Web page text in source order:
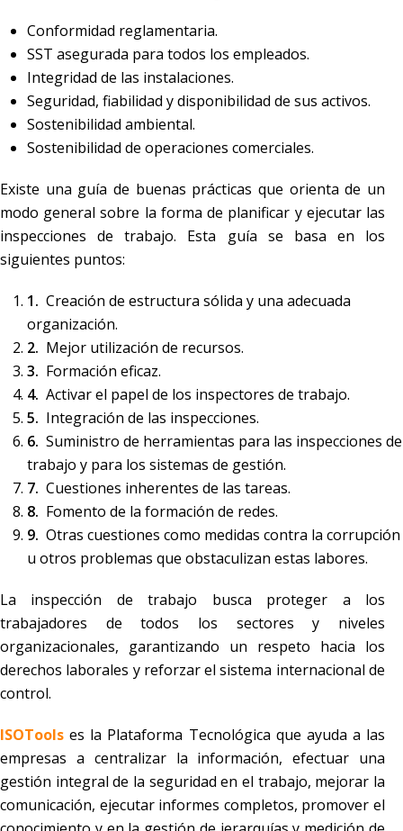
Conformidad reglamentaria.
SST asegurada para todos los empleados.
Integridad de las instalaciones.
Seguridad, fiabilidad y disponibilidad de sus activos.
Sostenibilidad ambiental.
Sostenibilidad de operaciones comerciales.
Existe una guía de buenas prácticas que orienta de un
modo general sobre la forma de planificar y ejecutar las
inspecciones de trabajo. Esta guía se basa en los
siguientes puntos:
Creación de estructura sólida y una adecuada
organización.
Mejor utilización de recursos.
Formación eficaz.
Activar el papel de los inspectores de trabajo.
Integración de las inspecciones.
Suministro de herramientas para las inspecciones de
trabajo y para los sistemas de gestión.
Cuestiones inherentes de las tareas.
Fomento de la formación de redes.
Otras cuestiones como medidas contra la corrupción
u otros problemas que obstaculizan estas labores.
La inspección de trabajo busca proteger a los
trabajadores de todos los sectores y niveles
organizacionales, garantizando un respeto hacia los
derechos laborales y reforzar el sistema internacional de
control.
ISOTools es la Plataforma Tecnológica que ayuda a las
empresas a centralizar la información, efectuar una
gestión integral de la seguridad en el trabajo, mejorar la
comunicación, ejecutar informes completos, promover el